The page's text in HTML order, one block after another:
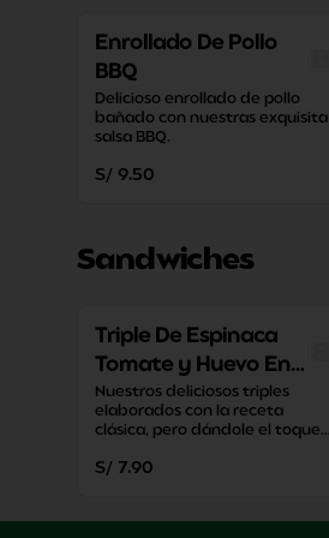
Enrollado De Pollo
BBQ
Delicioso enrollado de pollo
bañado con nuestras exquisita
salsa BBQ.
S/ 9.50
Sandwiches
Triple De Espinaca
Tomate y Huevo En
Pan Integral
Nuestros deliciosos triples
elaborados con la receta
clásica, pero dándole el toque
S/ 7.90